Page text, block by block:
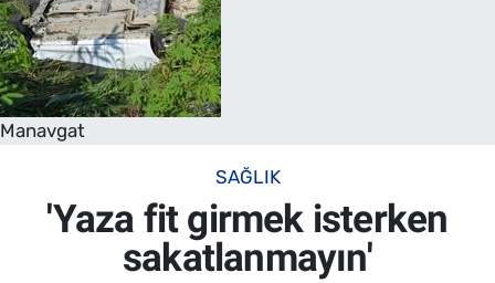
Manavgat
SAĞLIK
'Yaza fit girmek isterken
sakatlanmayın'